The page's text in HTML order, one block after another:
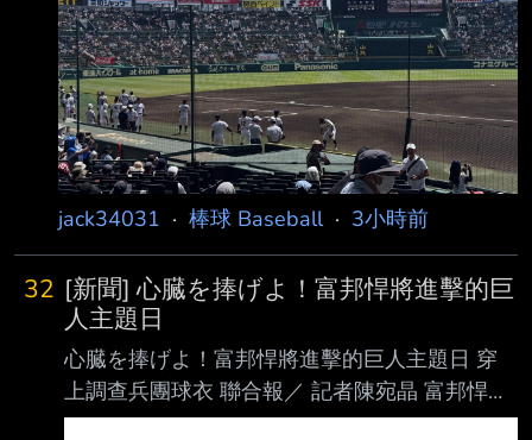
太郎 (左) 指 ７.山川 大雅 (左) 捕 ８.脇山 魁音
jack34031 · 棒球 Baseball· 3小時前
32 [新聞] 心臓を捧げよ！富邦悍將進擊的巨
人主題日
心臓を捧げよ！富邦悍將進擊的巨人主題日 穿
上調查兵團球衣 聯合報／ 記者陳宛晶 富邦悍將
隊攜手《進擊的巨人》舉辦聯名主題日，將於8